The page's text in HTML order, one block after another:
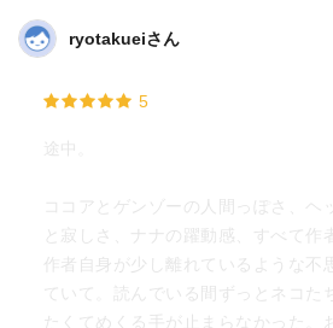
壊しまくりゲンゾーと日々抗争を繰
にそっくりなのでたぶん生まれ変わ
拾って口に持っていくことができ
すますパワーアップする。
ryotakueiさん
5
途中。
ココアとゲンゾーの人間っぽさ、ヘ
と寂しさ、ナナの躍動感、すべて作
作者自身が少し離れているような不
ていて。読んでいる間ずっとネコた
たくてめくる手が止まらなかった。